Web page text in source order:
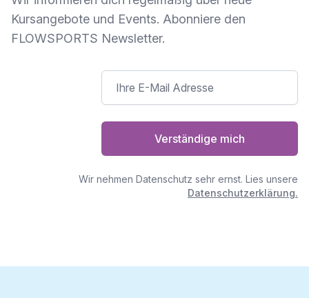
Kursangebote und Events. Abonniere den
FLOWSPORTS Newsletter.
Verständige mich
Wir nehmen Datenschutz sehr ernst. Lies unsere
Datenschutzerklärung.